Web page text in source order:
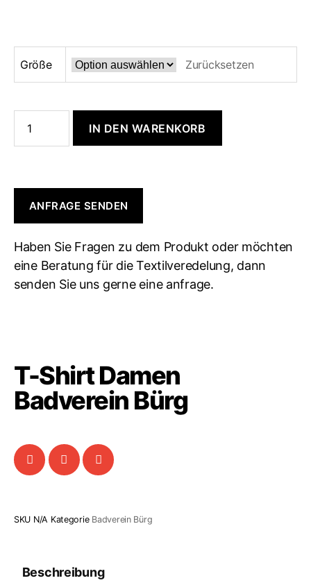
Größe Zurücksetzen
IN DEN WARENKORB
ANFRAGE SENDEN
Haben Sie Fragen zu dem Produkt oder möchten
eine Beratung für die Textilveredelung, dann
senden Sie uns gerne eine anfrage.
T-Shirt Damen
Badverein Bürg
SKU N/A Kategorie Badverein Bürg
Beschreibung